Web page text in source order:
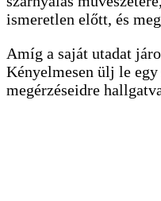
ismeretlen előtt, és
Amíg a saját utadat
Kényelmesen ülj le egy
megérzéseidre